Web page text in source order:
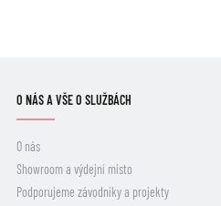
O NÁS A VŠE O SLUŽBÁCH
O nás
Showroom a výdejní místo
Podporujeme závodníky a projekty